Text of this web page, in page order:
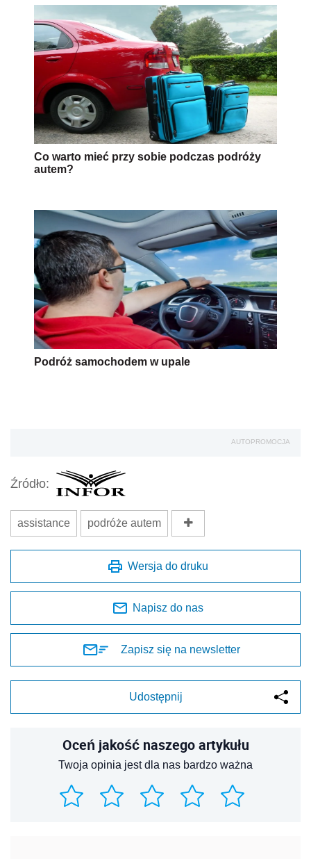
Co warto mieć przy sobie podczas podróży
autem?
Podróż samochodem w upale
AUTOPROMOCJA
Źródło:
assistance podróże autem
Wersja do druku
Napisz do nas
Zapisz się na newsletter
Udostępnij
Oceń jakość naszego artykułu
Twoja opinia jest dla nas bardzo ważna